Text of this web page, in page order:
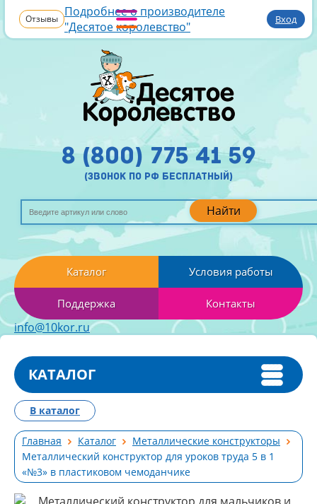
Отзывы Подробнее о производителе
"Десятое королевство"
Вход
Найти
8 (800) 775 41 59
(звонок по рф бесплатный)
Каталог Условия работы
Поддержка Контакты
info@10kor.ru
КАТАЛОГ
Главная Каталог
Металлические конструкторы
Металлический конструктор для уроков труда 5 в 1
«№3» в пластиковом чемоданчике
В каталог